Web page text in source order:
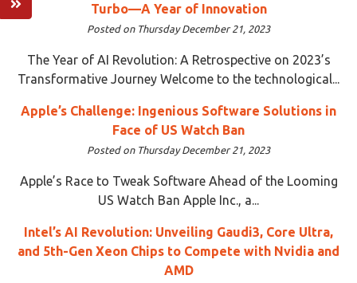
Turbo—A Year of Innovation
Posted on Thursday December 21, 2023
The Year of AI Revolution: A Retrospective on 2023’s
Transformative Journey Welcome to the technological...
Apple’s Challenge: Ingenious Software Solutions in
Face of US Watch Ban
Posted on Thursday December 21, 2023
Apple’s Race to Tweak Software Ahead of the Looming
US Watch Ban Apple Inc., a...
Intel’s AI Revolution: Unveiling Gaudi3, Core Ultra,
and 5th-Gen Xeon Chips to Compete with Nvidia and
AMD